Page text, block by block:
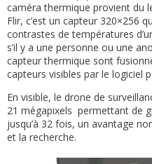
caméra thermique provient du
Flir, c’est un capteur 320×256
contrastes de températures
s’il y a une personne ou une
capteur thermique sont
capteurs visibles par le logiciel
En visible, le drone de
21 mégapixels permettant de
jusqu’à 32 fois, un avantage
et la recherche.